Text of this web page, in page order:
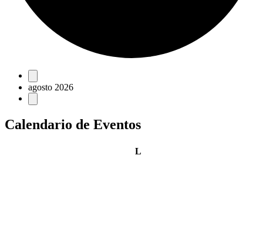
Eventos
agosto 2026
Calendario de Eventos
Llunes